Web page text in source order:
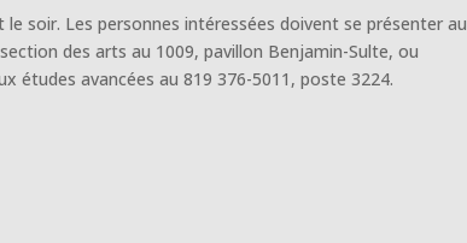
soir. Les personnes intéressées doivent se présenter au
des arts au 1009, pavillon Benjamin-Sulte, ou
études avancées au 819 376-5011, poste 3224.